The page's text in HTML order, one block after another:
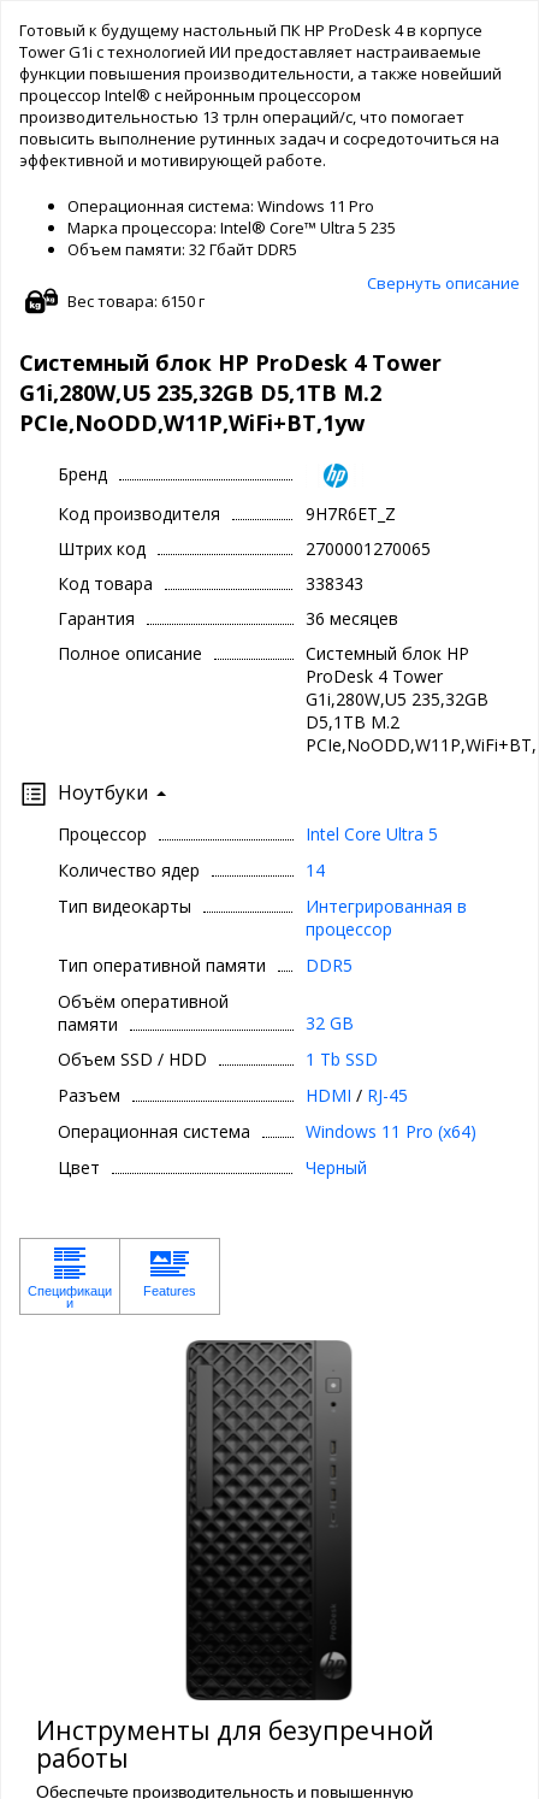
Готовый к будущему настольный ПК HP ProDesk 4 в корпусе
Tower G1i с технологией ИИ предоставляет настраиваемые
функции повышения производительности, а также новейший
процессор Intel® с нейронным процессором
производительностью 13 трлн операций/с, что помогает
повысить выполнение рутинных задач и сосредоточиться на
эффективной и мотивирующей работе.
Операционная система: Windows 11 Pro
Марка процессора: Intel® Core™ Ultra 5 235
Объем памяти: 32 Гбайт DDR5
Свернуть описание
Вес товара: 6150 г
Системный блок HP ProDesk 4 Tower
G1i,280W,U5 235,32GB D5,1TB M.2
PCIe,NoODD,W11P,WiFi+BT,1yw
Бренд
Код производителя
9H7R6ET_Z
Штрих код
2700001270065
Код товара
338343
Гарантия
36 месяцев
Полное описание
Системный блок HP
ProDesk 4 Tower
G1i,280W,U5 235,32GB
D5,1TB M.2
Ноутбуки
Процессор
Intel Core Ultra 5
Количество ядер
14
Тип видеокарты
Интегрированная в
процессор
Тип оперативной памяти
DDR5
Объём оперативной
памяти
32 GB
Объем SSD / HDD
1 Tb SSD
Разъем
HDMI / RJ-45
Операционная система
Windows 11 Pro (x64)
Цвет
Черный
Инструменты для безупречной
работы
Обеспечьте производительность и повышенную